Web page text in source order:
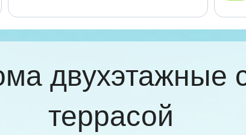
двухэтажные
террасой